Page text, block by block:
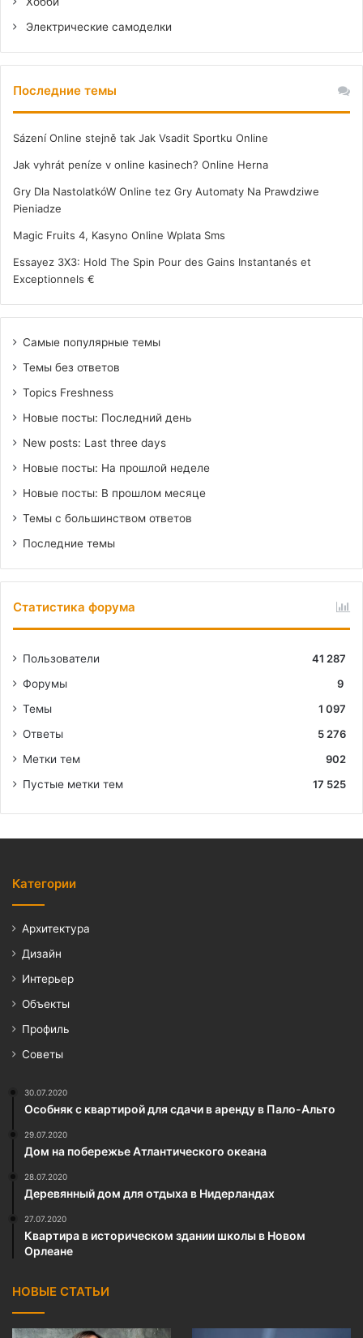
Электрические самоделки
Последние темы
Sázení Online stejně tak Jak Vsadit Sportku Online
Jak vyhrát peníze v online kasinech? Online Herna
Gry Dla NastolatkóW Online tez Gry Automaty Na Prawdziwe
Pieniadze
Magic Fruits 4, Kasyno Online Wplata Sms
Essayez 3X3: Hold The Spin Pour des Gains Instantanés et
Exceptionnels €
Самые популярные темы
Темы без ответов
Topics Freshness
Новые посты: Последний день
New posts: Last three days
Новые посты: На прошлой неделе
Новые посты: В прошлом месяце
Темы с большинством ответов
Последние темы
Статистика форума
Пользователи
41 287
Форумы
9
Темы
1 097
Ответы
5 276
Метки тем
902
Пустые метки тем
17 525
Категории
Архитектура
Дизайн
Интерьер
Объекты
Профиль
Советы
30.07.2020
Особняк с квартирой для сдачи в аренду в Пало-Альто
29.07.2020
Дом на побережье Атлантического океана
28.07.2020
Деревянный дом для отдыха в Нидерландах
27.07.2020
Квартира в историческом здании школы в Новом
Орлеане
НОВЫЕ СТАТЬИ